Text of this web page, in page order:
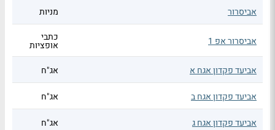
אביסרור מניות
אביסרור אפ 1 כתבי
אופציות
אביעד פקדון אגח א
אג"ח
אביעד פקדון אגח ב אג"ח
אביעד פקדון אגח ג אג"ח